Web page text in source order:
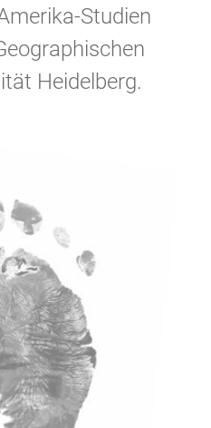
Studien
Heidelberg.